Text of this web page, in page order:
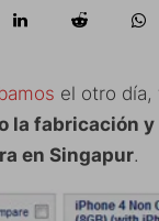
el otro día,
la fabricación y
en Singapur.